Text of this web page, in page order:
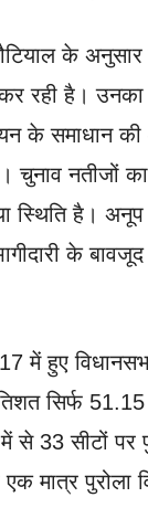
के अनुसार
रही है। उनका
के समाधान की
चुनाव नतीजों
स्थिति है।
के
में हुए
सिर्फ
से 33 सीटों
एक मात्र